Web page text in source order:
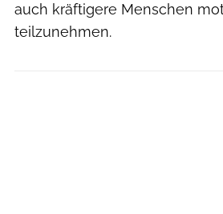
auch kräftigere Menschen
teilzunehmen.